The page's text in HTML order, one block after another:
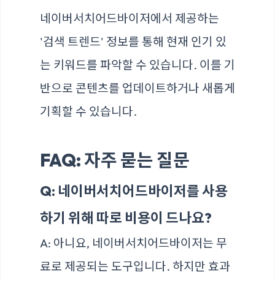
네이버서치어드바이저에서 제공하는
'검색 트렌드' 정보를 통해 현재 인기 있
는 키워드를 파악할 수 있습니다. 이를 기
반으로 콘텐츠를 업데이트하거나 새롭게
기획할 수 있습니다.
FAQ: 자주 묻는 질문
Q: 네이버서치어드바이저를 사용
하기 위해 따로 비용이 드나요?
A: 아니요, 네이버서치어드바이저는 무
료로 제공되는 도구입니다. 하지만 효과